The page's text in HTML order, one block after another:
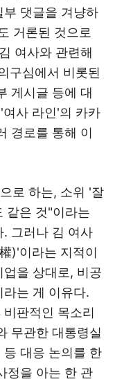
댓글을 겨냥하
거론된 것으로
여사와 관련해
구심에서 비롯된
게시글 등에 대
사 라인'의 카카
경로를 통해 이
로 하는, 소위 '잘
같은 것"이라는
그러나 김 여사
)'이라는 지적이
을 상대로, 비공
는 게 이유다.
판적인 목소리
무관한 대통령실
대응 논의를 한
정을 아는 한 관